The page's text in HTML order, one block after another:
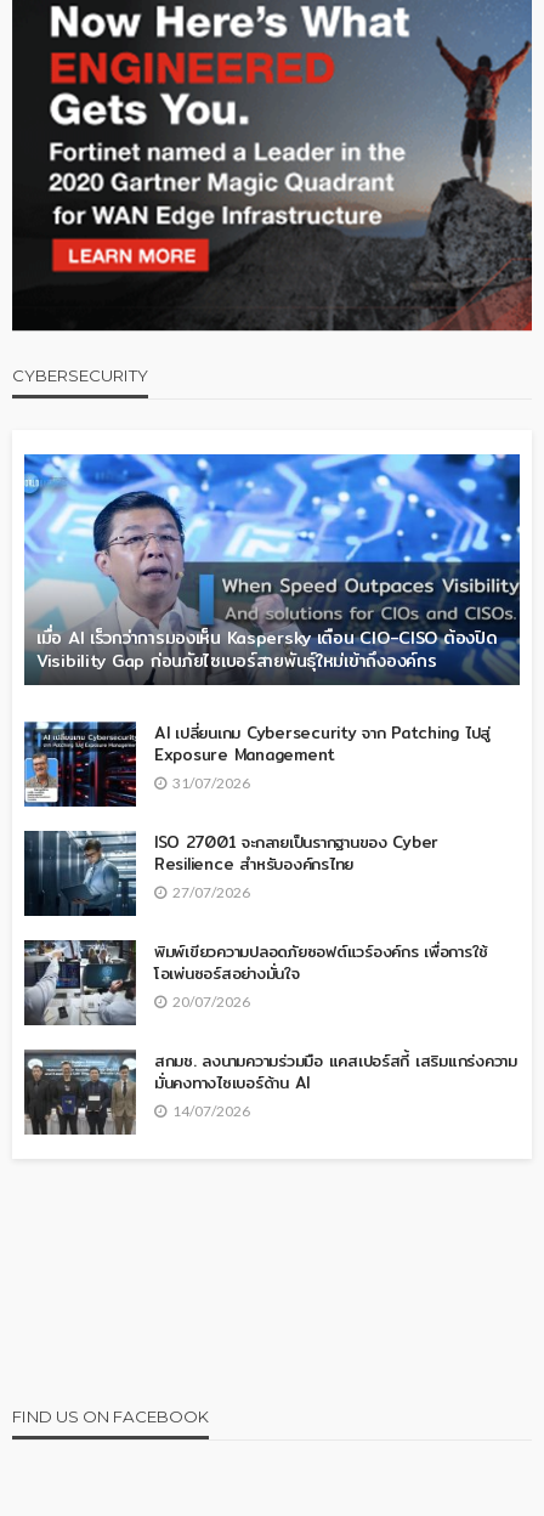
CYBERSECURITY
เมื่อ AI เร็วกว่าการมองเห็น Kaspersky เตือน CIO-CISO ต้องปิด
Visibility Gap ก่อนภัยไซเบอร์สายพันธุ์ใหม่เข้าถึงองค์กร
AI เปลี่ยนเกม Cybersecurity จาก Patching ไปสู่
Exposure Management
31/07/2026
ISO 27001 จะกลายเป็นรากฐานของ Cyber
Resilience สำหรับองค์กรไทย
27/07/2026
พิมพ์เขียวความปลอดภัยซอฟต์แวร์องค์กร เพื่อการใช้
โอเพ่นซอร์สอย่างมั่นใจ
20/07/2026
สกมช. ลงนามความร่วมมือ แคสเปอร์สกี้ เสริมแกร่งความ
มั่นคงทางไซเบอร์ด้าน AI
14/07/2026
FIND US ON FACEBOOK